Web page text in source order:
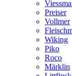
Preiser
Vollmer
Wiking
Piko
Roco
Märklin